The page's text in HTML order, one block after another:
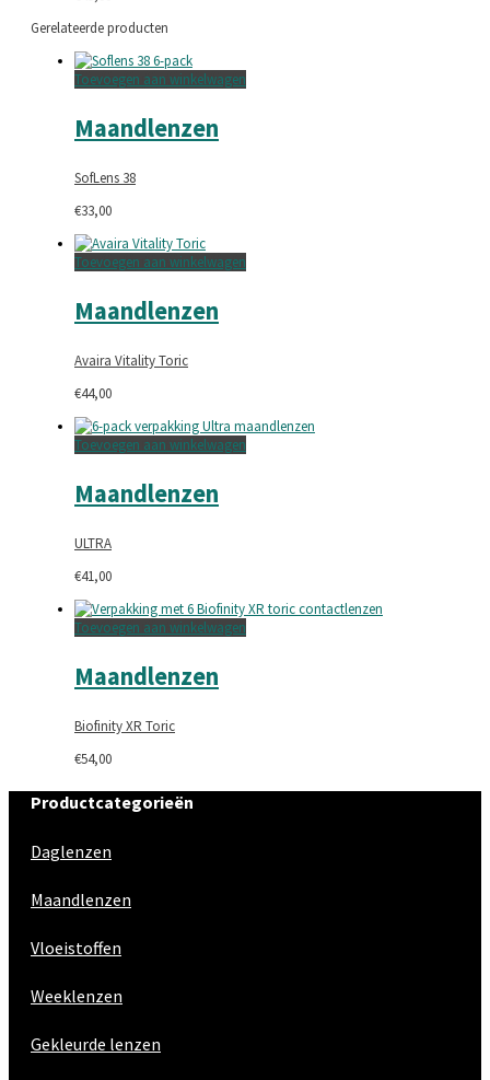
Gerelateerde producten
Toevoegen aan winkelwagen
Maandlenzen
SofLens 38
€33,00
Toevoegen aan winkelwagen
Maandlenzen
Avaira Vitality Toric
€44,00
Toevoegen aan winkelwagen
Maandlenzen
ULTRA
€41,00
Toevoegen aan winkelwagen
Maandlenzen
Biofinity XR Toric
€54,00
Productcategorieën
Daglenzen
Maandlenzen
Vloeistoffen
Weeklenzen
Gekleurde lenzen